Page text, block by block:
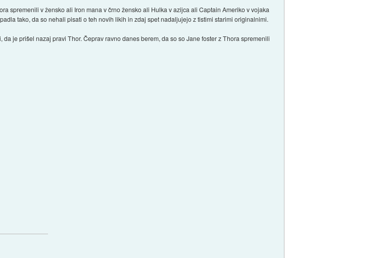
spremenili v žensko ali Iron mana v črno žensko ali Hulka v azijca ali Captain Ameriko v vojaka
tako, da so nehali pisati o teh novih likih in zdaj spet nadaljujejo z tistimi starimi originalnimi.
je prišel nazaj pravi Thor. Čeprav ravno danes berem, da so so Jane foster z Thora spremenili